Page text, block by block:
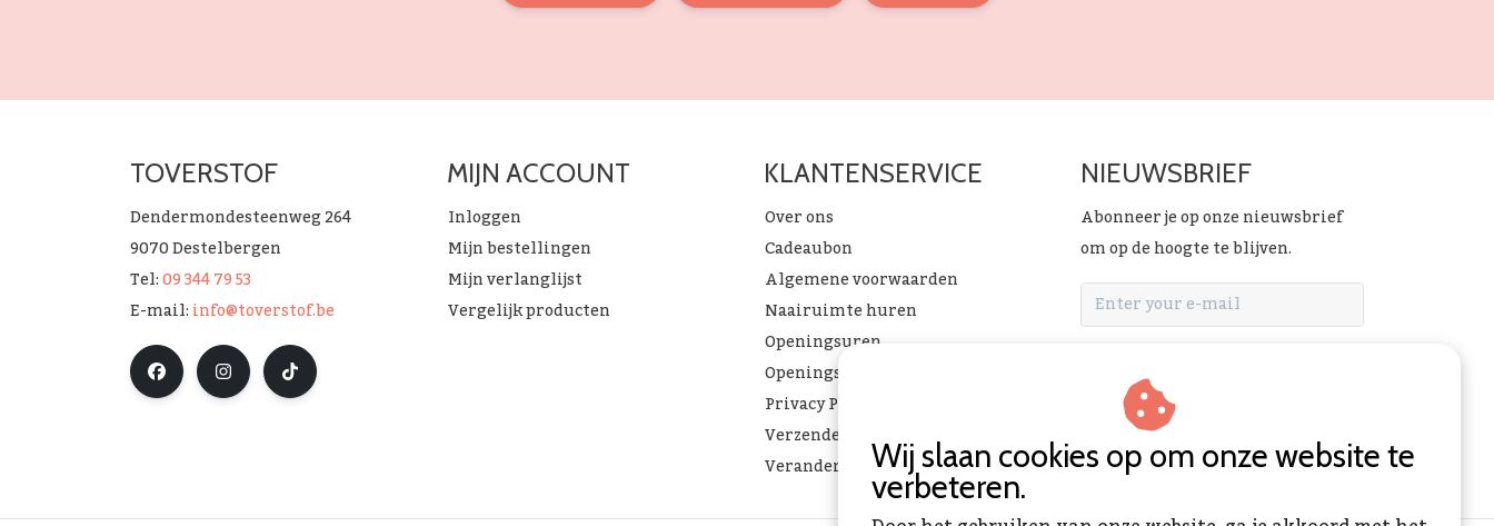
TOVERSTOF
Dendermondesteenweg 264
9070 Destelbergen
Tel:09 344 79 53
E-mail:info@toverstof.be
MIJN ACCOUNT
Inloggen
Mijn bestellingen
Mijn verlanglijst
Vergelijk producten
KLANTENSERVICE
Over ons
Cadeaubon
Algemene voorwaarden
Naairuimte huren
Openingsuren
Openingsuren & verlof
Privacy Policy
Verzenden & ophalen
Verandering Toverstof FAQ
NIEUWSBRIEF
Abonneer je op onze nieuwsbrief
om op de hoogte te blijven.
Wij slaan cookies op om onze website te
verbeteren.